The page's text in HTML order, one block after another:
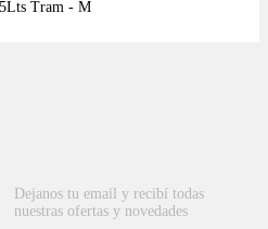
Dejanos tu email y recibí todas
nuestras ofertas y novedades